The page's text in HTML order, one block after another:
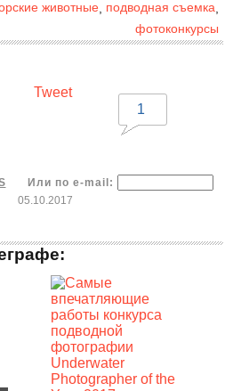
животные, подводная съемка,
фотоконкурсы
Tweet
1
Или по e-mail:
05.10.2017